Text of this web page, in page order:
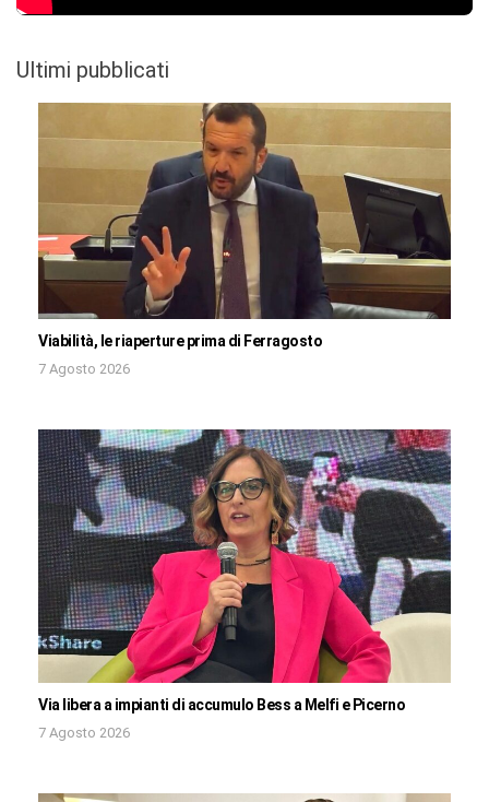
Ultimi pubblicati
Viabilità, le riaperture prima di Ferragosto
7 Agosto 2026
Via libera a impianti di accumulo Bess a Melfi e Picerno
7 Agosto 2026